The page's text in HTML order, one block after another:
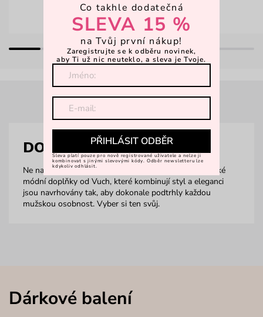
DOPLŇKY
Ne nadarmo se říká, že v jednoduchosti je krása. Pánské
módní doplňky od Vuch, které kombinují styl a eleganci
jsou navrhovány tak, aby dokonale podtrhly každou
mužskou osobnost. Vyber si ten svůj.
Dárkové balení
Co takhle dodatečná
SLEVA 15 %
na Tvůj první nákup!
Zaregistrujte se k odběru novinek,
aby Ti už nic neuteklo, a sleva je Tvoje.
PŘIHLÁSIT ODBĚR
Sleva platí pouze pro nově registrované uživatele a nelze ji
kombinovat s jinými slevovými kódy. Odběr newsletteru lze
kdykoliv odhlásit.